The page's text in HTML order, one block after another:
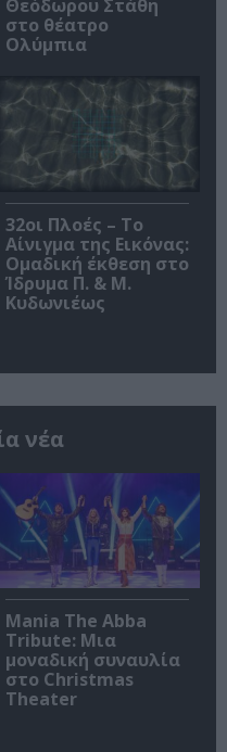
Θεόδωρου Στάθη
στο θέατρο
Ολύμπια
32οι Πλοές – Το
Αίνιγμα της Εικόνας:
Ομαδική έκθεση στο
Ίδρυμα Π. & Μ.
Κυδωνιέως
νέα
Mania The Abba
Tribute: Μια
μοναδική συναυλία
στο Christmas
Theater